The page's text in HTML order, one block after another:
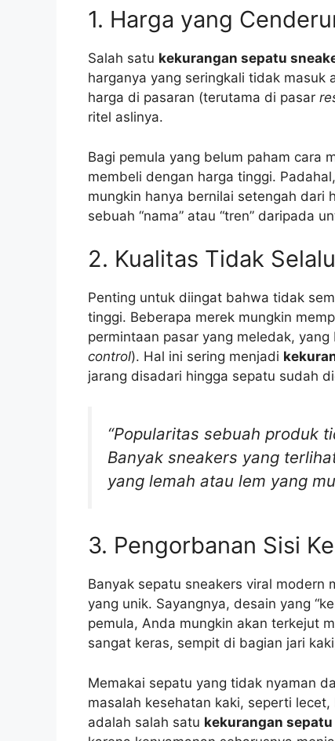
1. Harga yang
Salah satu kekurangan sepatu
harganya yang seringkali tidak
harga di pasaran (terutama di pasar
ritel aslinya.
Bagi pemula yang belum paham cara
membeli dengan harga tinggi.
mungkin hanya bernilai setengah dari
sebuah “nama” atau “tren” daripada
2. Kualitas Tidak
Penting untuk diingat bahwa tidak
tinggi. Beberapa merek mungkin
permintaan pasar yang meledak,
control). Hal ini sering menjadi
jarang disadari hingga sepatu sudah
“Popularitas sebuah produk
Banyak sneakers yang
yang lemah atau lem yang
3. Pengorbanan Sisi
Banyak sepatu sneakers viral modern
yang unik. Sayangnya, desain yang
pemula, Anda mungkin akan terkejut
sangat keras, sempit di bagian jari
Memakai sepatu yang tidak nyaman
masalah kesehatan kaki, seperti
adalah salah satu kekurangan